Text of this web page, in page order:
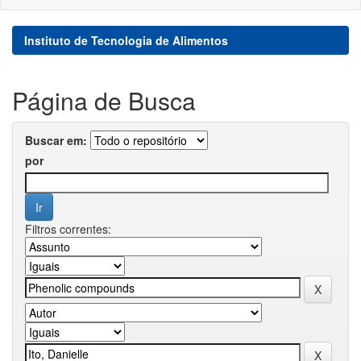
Instituto de Tecnologia de Alimentos
Página de Busca
Buscar em:
por
Filtros correntes: